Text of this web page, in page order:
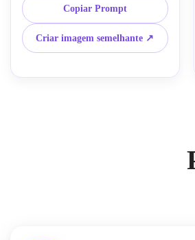
nós orientados para o trânsito,
aglomerados residenciais, núcleos
comerciais, cores de planejamento
realistas, rótulos limpos, estilo
apresentação, tom brilhante de luz do
Copiar Prompt
Criar imagem semelhante ↗